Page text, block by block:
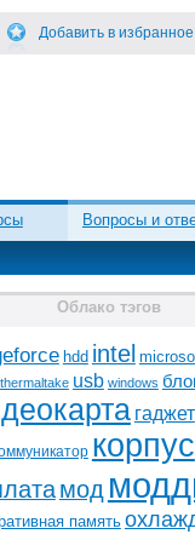
Добавить в избранное
Вопросы и
Облако тэгов
hdd intel
thermaltake usb windows
гаджет
корпус
мод
память